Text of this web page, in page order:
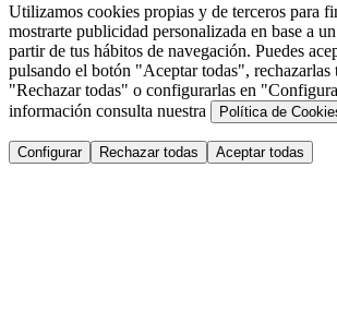
Utilizamos cookies propias y de terceros para
mostrarte publicidad personalizada en base a
partir de tus hábitos de navegación. Puedes
pulsando el botón "Aceptar todas", rechazarlas
"Rechazar todas" o configurarlas en
información consulta nuestra
Política de
Configurar Rechazar todas Aceptar todas